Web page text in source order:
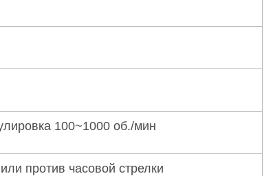
100~1000 об./мин
против часовой стрелки